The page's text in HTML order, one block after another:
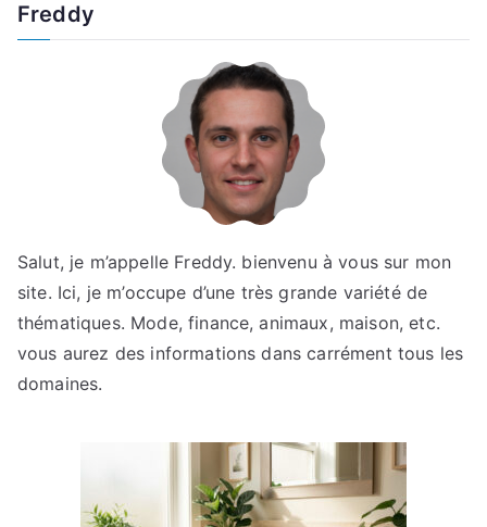
Freddy
Salut, je m’appelle Freddy. bienvenu à vous sur mon
site. Ici, je m’occupe d’une très grande variété de
thématiques. Mode, finance, animaux, maison, etc.
vous aurez des informations dans carrément tous les
domaines.